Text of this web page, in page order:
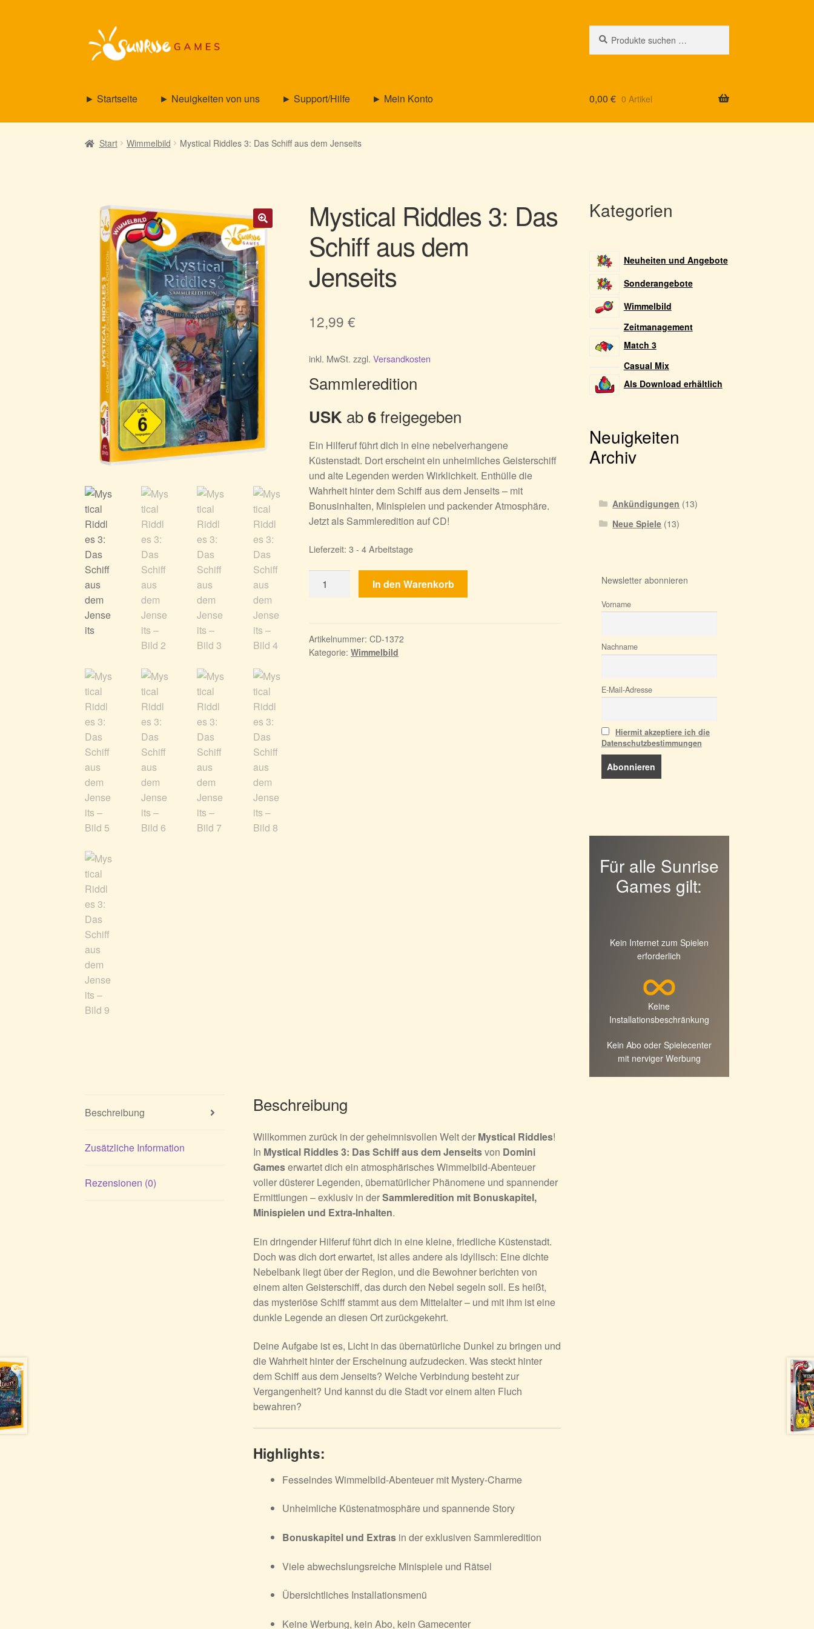
Zur
Navigation
springen
Zum
Inhalt
springen
nach:
► Startseite ► Neuigkeiten von uns ► Support/Hilfe ► Mein Konto 0,00 € 0 Artikel
Start Wimmelbild Mystical Riddles 3: Das Schiff aus dem Jenseits
🔍
Mystical Riddles 3: Das
Schiff aus dem
Jenseits
12,99€
inkl. MwSt. zzgl.Versandkosten
Sammleredition
USK ab6freigegeben
Ein Hilferuf führt dich in eine nebelverhangene
Küstenstadt. Dort erscheint ein unheimliches Geisterschiff
und alte Legenden werden Wirklichkeit. Enthülle die
Wahrheit hinter dem Schiff aus dem Jenseits – mit
Bonusinhalten, Minispielen und packender Atmosphäre.
Jetzt als Sammleredition auf CD!
Lieferzeit:3 - 4 Arbeitstage
Riddles
Schiff
aus
In den Warenkorb
Artikelnummer:CD-1372
Kategorie:Wimmelbild
Beschreibung
Zusätzliche Information
Rezensionen (0)
Beschreibung
Willkommen zurück in der geheimnisvollen Welt der Mystical Riddles!
In Mystical Riddles 3: Das Schiff aus dem Jenseitsvon Domini
Gameserwartet dich ein atmosphärisches Wimmelbild-Abenteuer
voller düsterer Legenden, übernatürlicher Phänomene und spannender
Ermittlungen – exklusiv in derSammleredition mit Bonuskapitel,
Minispielen und Extra-Inhalten.
Ein dringender Hilferuf führt dich in eine kleine, friedliche Küstenstadt.
Doch was dich dort erwartet, ist alles andere als idyllisch: Eine dichte
Nebelbank liegt über der Region, und die Bewohner berichten von
einem alten Geisterschiff, das durch den Nebel segeln soll. Es heißt,
das mysteriöse Schiff stammt aus dem Mittelalter – und mit ihm ist eine
dunkle Legende an diesen Ort zurückgekehrt.
Deine Aufgabe ist es, Licht in das übernatürliche Dunkel zu bringen und
die Wahrheit hinter der Erscheinung aufzudecken. Was steckt hinter
dem Schiff aus dem Jenseits? Welche Verbindung besteht zur
Vergangenheit? Und kannst du die Stadt vor einem alten Fluch
bewahren?
Highlights:
Fesselndes Wimmelbild-Abenteuer mit Mystery-Charme
Unheimliche Küstenatmosphäre und spannende Story
Bonuskapitel und Extrasin der exklusiven Sammleredition
Viele abwechslungsreiche Minispiele und Rätsel
Übersichtliches Installationsmenü
Keine Werbung, kein Abo, kein Gamecenter
Kategorien
Neuheiten und Angebote
Sonderangebote
Wimmelbild
Zeitmanagement
Match 3
Casual Mix
Als Download erhältlich
Neuigkeiten
Archiv
Ankündigungen (13)
Neue Spiele (13)
Newsletter abonnieren
Vorname
Nachname
E-Mail-Adresse
Hiermit akzeptiere ich die
Datenschutzbestimmungen
Für alle Sunrise
Games gilt:
Kein Internet zum Spielen
erforderlich
Keine
Installationsbeschränkung
Kein Abo oder Spielecenter
mit nerviger Werbung